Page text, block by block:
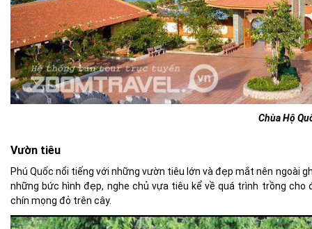
Chùa Hộ
Vườn tiêu
Phú Quốc nổi tiếng với nhữngvườn tiêu lớn và đẹp mắt nên ngoài
những bức hình đẹp, nghe chủ vựa tiêu kể về quá trình trồng
chín mọng đỏ trên cây.